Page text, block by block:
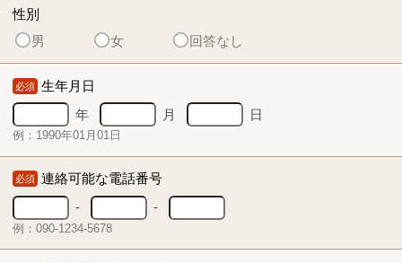
性別
男
女 回答なし
必須 生年月日
年
月 日
例：1990年01月01日
必須 連絡可能な電話番号
-
-
例：090-1234-5678